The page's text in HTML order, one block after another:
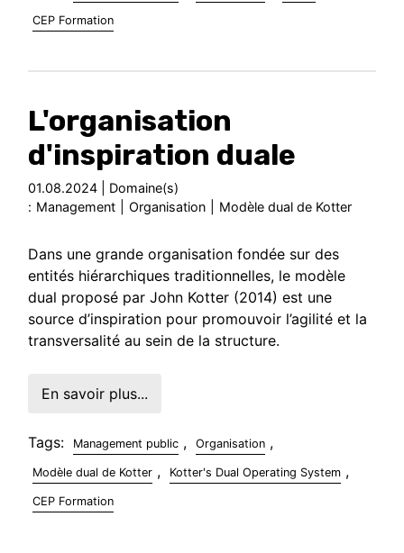
CEP Formation
L'organisation
d'inspiration duale
01.08.2024 | Domaine(s)
: Management Organisation Modèle dual de Kotter
Dans une grande organisation fondée sur des
entités hiérarchiques traditionnelles, le modèle
dual proposé par John Kotter (2014) est une
source d’inspiration pour promouvoir l’agilité et la
transversalité au sein de la structure.
En savoir plus...
Tags: Management public , Organisation ,
Modèle dual de Kotter , Kotter's Dual Operating System ,
CEP Formation